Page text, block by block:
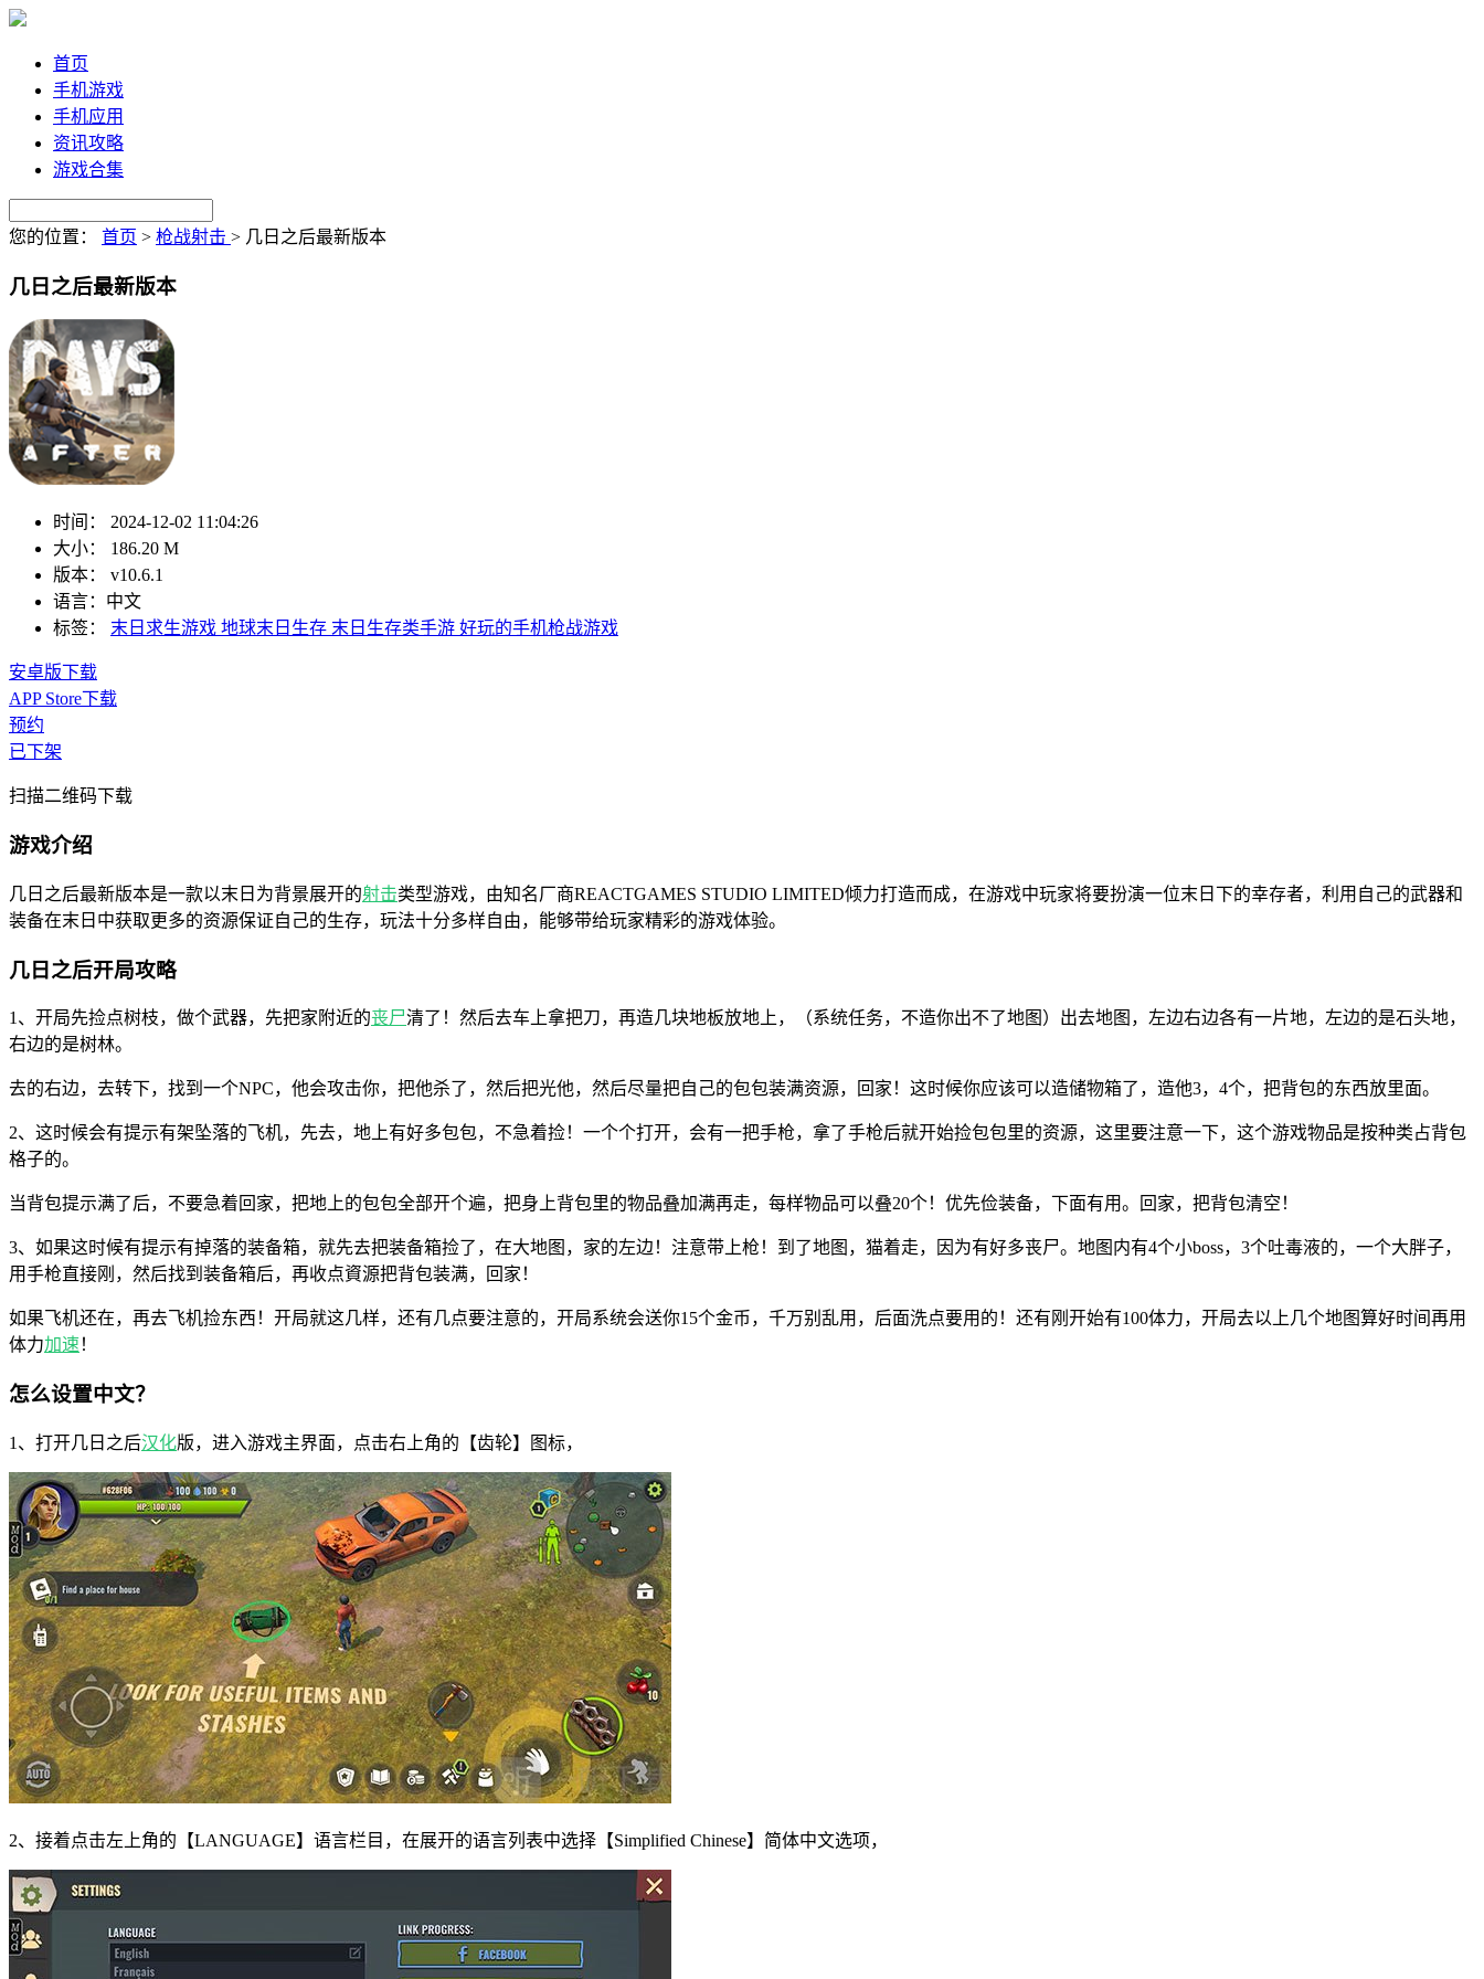
首页
手机游戏
手机应用
资讯攻略
游戏合集
您的位置： 首页 > 枪战射击 > 几日之后最新版本
几日之后最新版本
时间：
2024-12-02 11:04:26
大小：
186.20 M
版本：
v10.6.1
语言： 中文
标签：
末日求生游戏 地球末日生存 末日生存类手游 好玩的手机枪战游戏
安卓版下载
APP Store下载
预约
已下架
扫描二维码下载
游戏介绍
几日之后最新版本是一款以末日为背景展开的射击类型游戏，由知名厂商REACTGAMES STUDIO LIMITED倾力打造而成，在游戏中玩家将要扮演一位末日下的幸存者，利用自己的武器和
装备在末日中获取更多的资源保证自己的生存，玩法十分多样自由，能够带给玩家精彩的游戏体验。
几日之后开局攻略
1、开局先捡点树枝，做个武器，先把家附近的丧尸清了！然后去车上拿把刀，再造几块地板放地上，（系统任务，不造你出不了地图）出去地图，左边右边各有一片地，左边的是石头地，
右边的是树林。
去的右边，去转下，找到一个NPC，他会攻击你，把他杀了，然后把光他，然后尽量把自己的包包装满资源，回家！这时候你应该可以造储物箱了，造他3，4个，把背包的东西放里面。
2、这时候会有提示有架坠落的飞机，先去，地上有好多包包，不急着捡！一个个打开，会有一把手枪，拿了手枪后就开始捡包包里的资源，这里要注意一下，这个游戏物品是按种类占背包
格子的。
当背包提示满了后，不要急着回家，把地上的包包全部开个遍，把身上背包里的物品叠加满再走，每样物品可以叠20个！优先俭装备，下面有用。回家，把背包清空！
3、如果这时候有提示有掉落的装备箱，就先去把装备箱捡了，在大地图，家的左边！注意带上枪！到了地图，猫着走，因为有好多丧尸。地图内有4个小boss，3个吐毒液的，一个大胖子，
用手枪直接刚，然后找到装备箱后，再收点資源把背包装满，回家！
如果飞机还在，再去飞机捡东西！开局就这几样，还有几点要注意的，开局系统会送你15个金币，千万别乱用，后面洗点要用的！还有刚开始有100体力，开局去以上几个地图算好时间再用
体力加速！
怎么设置中文？
1、打开几日之后汉化版，进入游戏主界面，点击右上角的【齿轮】图标，
2、接着点击左上角的【LANGUAGE】语言栏目，在展开的语言列表中选择【Simplified Chinese】简体中文选项，